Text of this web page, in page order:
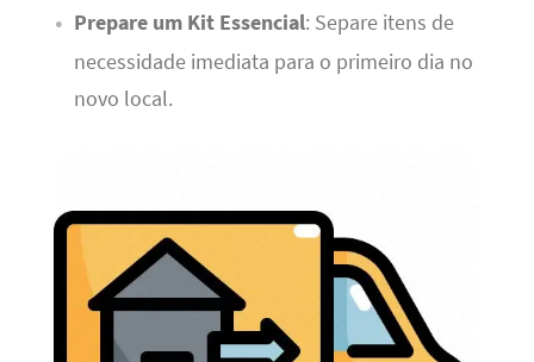
Prepare um Kit Essencial: Separe itens de
necessidade imediata para o primeiro dia no
novo local.